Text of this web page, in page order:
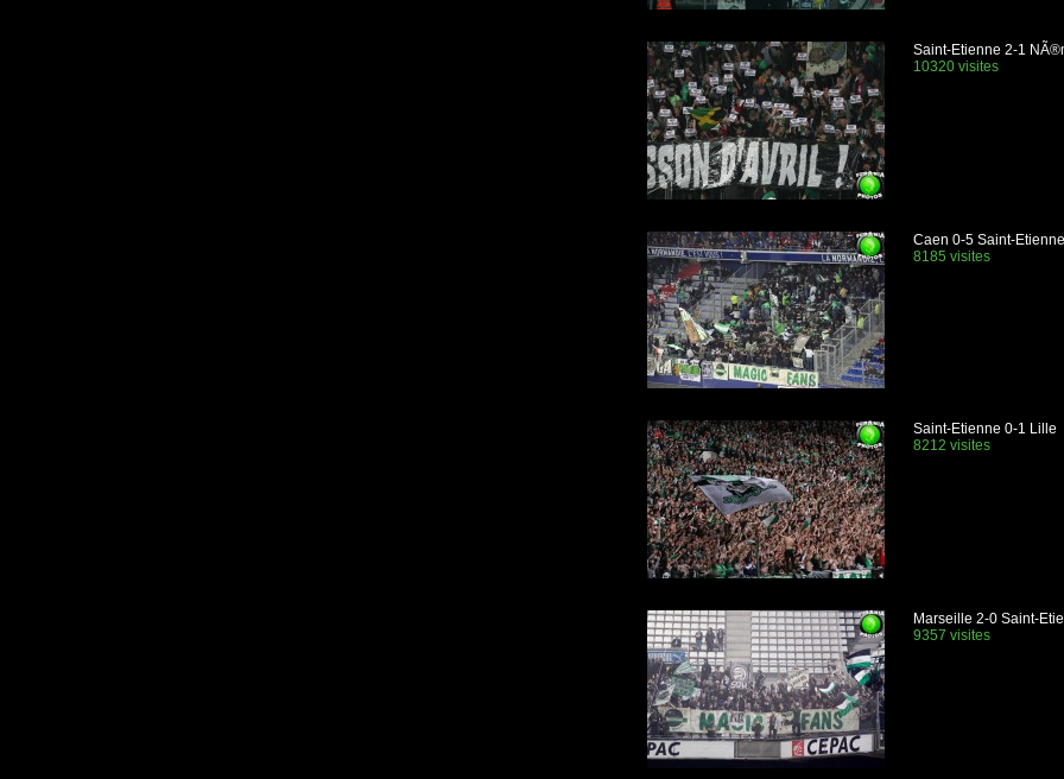
Saint-Etienne 2-1
10320 visites
Caen 0-5 Saint-Etienne
8185 visites
Saint-Etienne 0-1 Lille
8212 visites
Marseille 2-0 Saint-
9357 visites